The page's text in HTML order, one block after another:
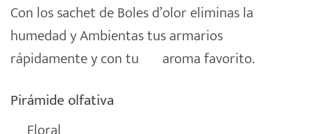
Con los sachet de Boles d’olor eliminas la
humedad y Ambientas tus armarios
rápidamente y con tu
aroma favorito.
Pirámide olfativa